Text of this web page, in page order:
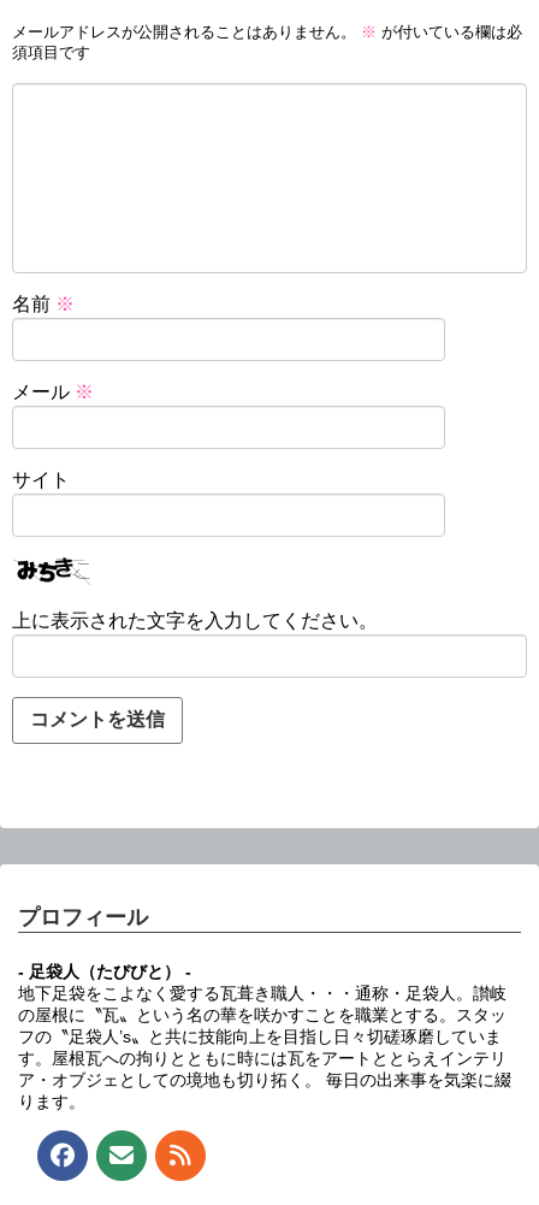
メールアドレスが公開されることはありません。 ※ が付いている欄は必
須項目です
名前 ※
メール ※
サイト
上に表示された文字を入力してください。
プロフィール
- 足袋人（たびびと） -
地下足袋をこよなく愛する瓦葺き職人・・・通称・足袋人。讃岐
の屋根に〝瓦〟という名の華を咲かすことを職業とする。スタッ
フの〝足袋人’s〟と共に技能向上を目指し日々切磋琢磨していま
す。屋根瓦への拘りとともに時には瓦をアートととらえインテリ
ア・オブジェとしての境地も切り拓く。 毎日の出来事を気楽に綴
ります。